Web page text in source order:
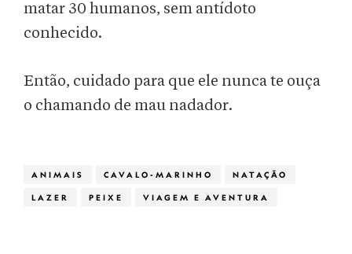
matar 30 humanos, sem antídoto
conhecido.
Então, cuidado para que ele nunca te ouça
o chamando de mau nadador.
ANIMAIS CAVALO-MARINHO NATAÇÃO
LAZER PEIXE VIAGEM E AVENTURA